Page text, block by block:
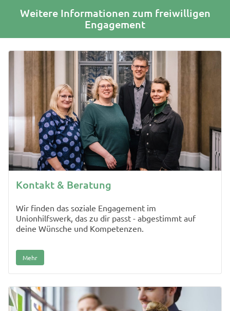
Weitere Informationen zum freiwilligen
Engagement
Kontakt & Beratung
Wir finden das soziale Engagement im
Unionhilfswerk, das zu dir passt - abgestimmt auf
deine Wünsche und Kompetenzen.
Mehr